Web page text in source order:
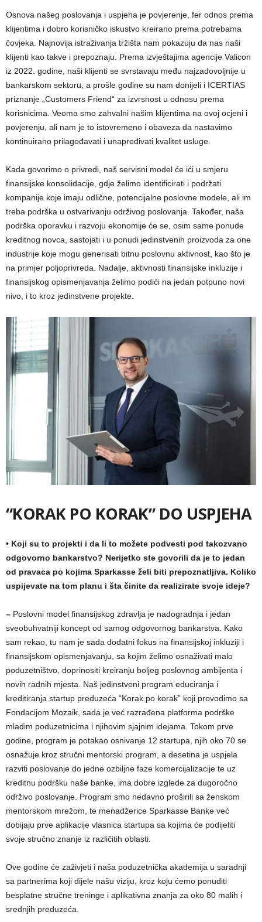
Osnova našeg poslovanja i uspjeha je povjerenje, fer odnos prema
klijentima i dobro korisničko iskustvo kreirano prema potrebama
čovjeka. Najnovija istraživanja tržišta nam pokazuju da nas naši
klijenti kao takve i prepoznaju. Prema izvještajima agencije Valicon
iz 2022. godine, naši klijenti se svrstavaju među najzadovoljnije u
bankarskom sektoru, a prošle godine su nam donijeli i ICERTIAS
priznanje „Customers Friend“ za izvrsnost u odnosu prema
korisnicima. Veoma smo zahvalni našim klijentima na ovoj ocjeni i
povjerenju, ali nam je to istovremeno i obaveza da nastavimo
kontinuirano prilagođavati i unapređivati kvalitet usluge.
Kada govorimo o privredi, naš servisni model će ići u smjeru
finansijske konsolidacije, gdje želimo identificirati i podržati
kompanije koje imaju odlične, potencijalne poslovne modele, ali im
treba podrška u ostvarivanju održivog poslovanja. Također, naša
podrška oporavku i razvoju ekonomije će se, osim same ponude
kreditnog novca, sastojati i u ponudi jedinstvenih proizvoda za one
industrije koje mogu generisati bitnu poslovnu aktivnost, kao što je
na primjer poljoprivreda. Nadalje, aktivnosti finansijske inkluzije i
finansijskog opismenjavanja želimo podići na jedan potpuno novi
nivo, i to kroz jedinstvene projekte.
“KORAK PO KORAK” DO USPJEHA
• Koji su to projekti i da li to možete podvesti pod takozvano
odgovorno bankarstvo? Nerijetko ste govorili da je to jedan
od pravaca po kojima Sparkasse želi biti prepoznatljiva. Koliko
uspijevate na tom planu i šta činite da realizirate svoje ideje?
– Poslovni model finansijskog zdravlja je nadogradnja i jedan
sveobuhvatniji koncept od samog odgovornog bankarstva. Kako
sam rekao, tu nam je sada dodatni fokus na finansijskoj inkluziji i
finansijskom opismenjavanju, sa kojim želimo osnaživati malo
poduzetništvo, doprinositi kreiranju boljeg poslovnog ambijenta i
novih radnih mjesta. Naš jedinstveni program educiranja i
kreditiranja startup preduzeća “Korak po korak” koji provodimo sa
Fondacijom Mozaik, sada je već razrađena platforma podrške
mladim poduzetnicima i njihovim sjajnim idejama. Tokom prve
godine, program je potakao osnivanje 12 startupa, njih oko 70 se
osnažuje kroz stručni mentorski program, a desetina je uspjela
razviti poslovanje do jedne ozbiljne faze komercijalizacije te uz
kreditnu podršku naše banke, ima dobre izglede za dugoročno
održivo poslovanje. Program smo nedavno proširili sa ženskom
mentorskom mrežom, te menadžerice Sparkasse Banke već
dobijaju prve aplikacije vlasnica startupa sa kojima će podijeliti
svoje stručno znanje iz različitih oblasti.
Ove godine će zaživjeti i naša poduzetnička akademija u saradnji
sa partnerima koji dijele našu viziju, kroz koju ćemo ponuditi
besplatne stručne treninge i aplikativna znanja za oko 80 malih i
srednjih preduzeća.